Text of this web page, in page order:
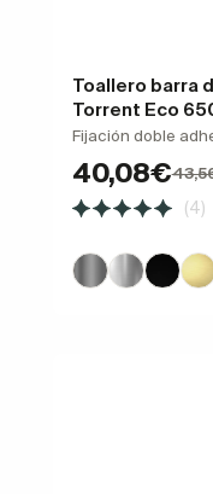
Toallero barra
Torrent Eco
Fijación doble
40,08€
(4)